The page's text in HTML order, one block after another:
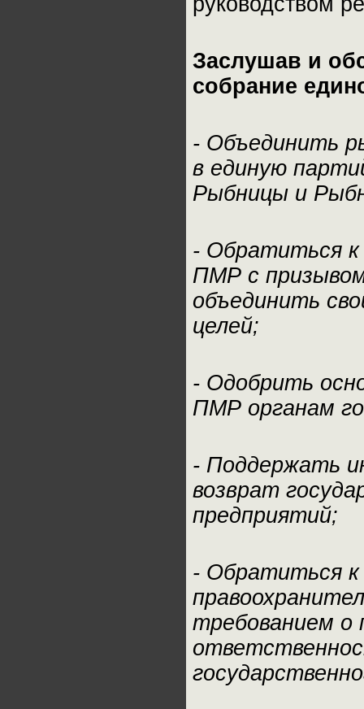
Заслушав и
собрание
- Объединить
в единую
Рыбницы и
- Обратиться к
ПМР с
объединить
целей;
- Одобрить
ПМР органам
- Поддержать
возврат
предприятий;
- Обратиться
требованием о